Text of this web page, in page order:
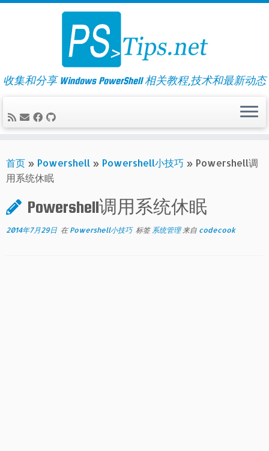
Skip
收集和分享 Windows PowerShell 相关教程,技术和最新动态
首页 » Powershell » Powershell小技巧 » Powershell调
用系统休眠
Powershell调用系统休眠
2014年7月29日 在 Powershell小技巧 标签系统管理 来自 codecook